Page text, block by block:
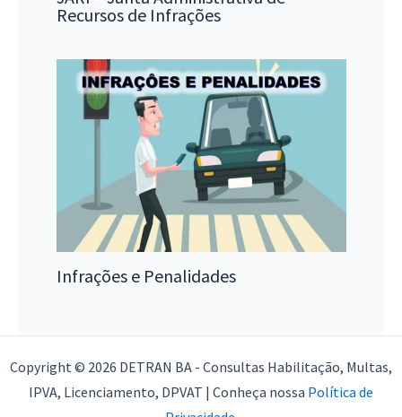
Recursos de Infrações
Infrações e Penalidades
Copyright © 2026 DETRAN BA - Consultas Habilitação, Multas,
IPVA, Licenciamento, DPVAT | Conheça nossa Política de